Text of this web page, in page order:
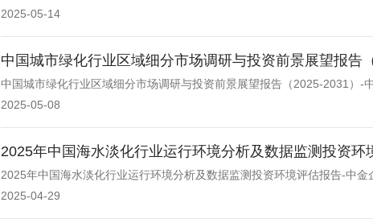
2025-05-14
中国城市绿化行业区域细分市场调研与投资前景展望报告
中国城市绿化行业区域细分市场调研与投资前景展望报告（2025-2031）-
2025-05-08
2025年中国海水淡化行业运行环境分析及数据监测投资环
2025年中国海水淡化行业运行环境分析及数据监测投资环境评估报告-中金
2025-04-29